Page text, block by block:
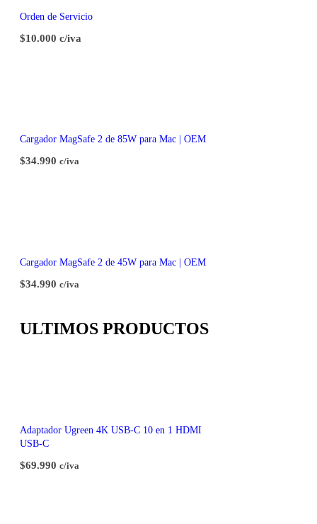
Orden de Servicio
$10.000 c/iva
Cargador MagSafe 2 de 85W para Mac | OEM
$34.990 c/iva
Cargador MagSafe 2 de 45W para Mac | OEM
$34.990 c/iva
ULTIMOS PRODUCTOS
Adaptador Ugreen 4K USB-C 10 en 1 HDMI
USB-C
$69.990 c/iva